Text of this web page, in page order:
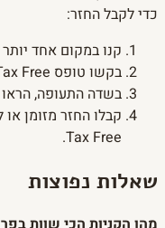
כדי לקבל החזר:
קנו במקום אחד יותר מ-2,000 קרונות (לפני
בקשו טופס Tax Free מהקופאי.
בשדה התעופה,
Tax Free.
שאלות נפוצות